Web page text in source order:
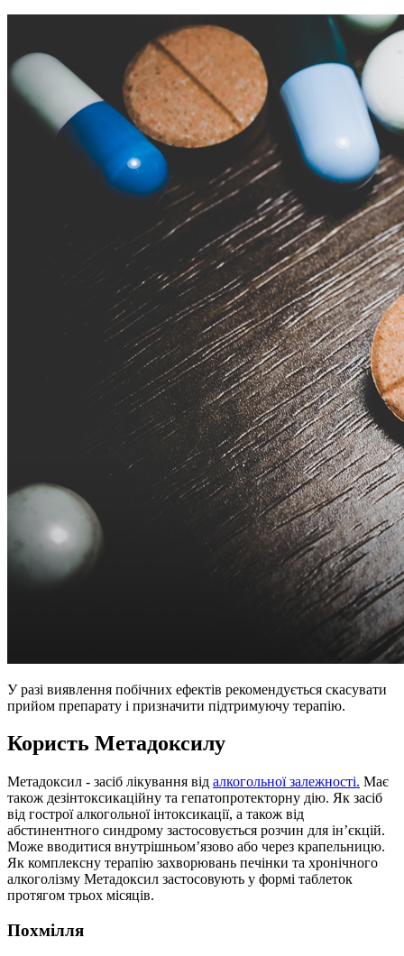
У разі виявлення побічних ефектів рекомендується скасувати
прийом препарату і призначити підтримуючу терапію.
Користь Метадоксилу
Метадоксил - засіб лікування від алкогольної залежності. Має
також дезінтоксикаційну та гепатопротекторну дію. Як засіб
від гострої алкогольної інтоксикації, а також від
абстинентного синдрому застосовується розчин для ін’єкцій.
Може вводитися внутрішньом’язово або через крапельницю.
Як комплексну терапію захворювань печінки та хронічного
алкоголізму Метадоксил застосовують у формі таблеток
протягом трьох місяців.
Похмілля